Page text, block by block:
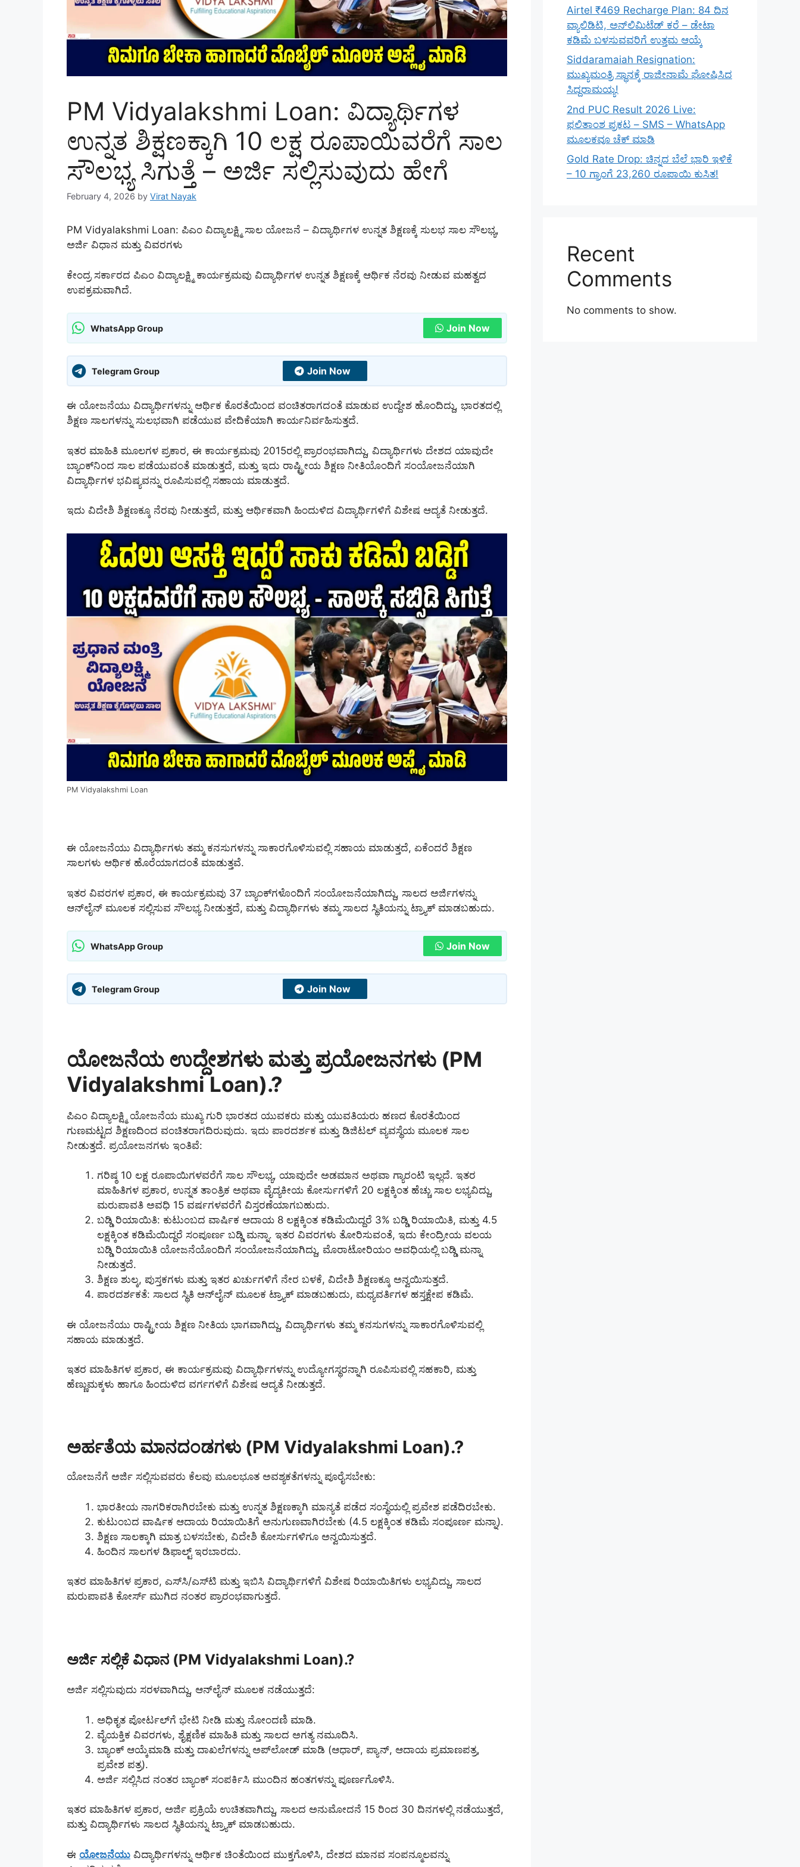
PM Vidyalakshmi Loan: ವಿದ್ಯಾರ್ಥಿಗಳ
ಉನ್ನತ ಶಿಕ್ಷಣಕ್ಕಾಗಿ 10 ಲಕ್ಷ ರೂಪಾಯಿವರೆಗೆ ಸಾಲ
ಸೌಲಭ್ಯ ಸಿಗುತ್ತೆ – ಅರ್ಜಿ ಸಲ್ಲಿಸುವುದು ಹೇಗೆ
February 4, 2026 by Virat Nayak
PM Vidyalakshmi Loan: ಪಿಎಂ ವಿದ್ಯಾಲಕ್ಷ್ಮಿ ಸಾಲ ಯೋಜನೆ – ವಿದ್ಯಾರ್ಥಿಗಳ ಉನ್ನತ ಶಿಕ್ಷಣಕ್ಕೆ ಸುಲಭ ಸಾಲ ಸೌಲಭ್ಯ,
ಅರ್ಜಿ ವಿಧಾನ ಮತ್ತು ವಿವರಗಳು
ಕೇಂದ್ರ ಸರ್ಕಾರದ ಪಿಎಂ ವಿದ್ಯಾಲಕ್ಷ್ಮಿ ಕಾರ್ಯಕ್ರಮವು ವಿದ್ಯಾರ್ಥಿಗಳ ಉನ್ನತ ಶಿಕ್ಷಣಕ್ಕೆ ಆರ್ಥಿಕ ನೆರವು ನೀಡುವ ಮಹತ್ವದ
ಉಪಕ್ರಮವಾಗಿದೆ.
WhatsApp Group Join Now
Telegram Group Join Now
ಈ ಯೋಜನೆಯು ವಿದ್ಯಾರ್ಥಿಗಳನ್ನು ಆರ್ಥಿಕ ಕೊರತೆಯಿಂದ ವಂಚಿತರಾಗದಂತೆ ಮಾಡುವ ಉದ್ದೇಶ ಹೊಂದಿದ್ದು, ಭಾರತದಲ್ಲಿ
ಶಿಕ್ಷಣ ಸಾಲಗಳನ್ನು ಸುಲಭವಾಗಿ ಪಡೆಯುವ ವೇದಿಕೆಯಾಗಿ ಕಾರ್ಯನಿರ್ವಹಿಸುತ್ತದೆ.
ಇತರ ಮಾಹಿತಿ ಮೂಲಗಳ ಪ್ರಕಾರ, ಈ ಕಾರ್ಯಕ್ರಮವು 2015ರಲ್ಲಿ ಪ್ರಾರಂಭವಾಗಿದ್ದು, ವಿದ್ಯಾರ್ಥಿಗಳು ದೇಶದ ಯಾವುದೇ
ಬ್ಯಾಂಕ್‌ನಿಂದ ಸಾಲ ಪಡೆಯುವಂತೆ ಮಾಡುತ್ತದೆ, ಮತ್ತು ಇದು ರಾಷ್ಟ್ರೀಯ ಶಿಕ್ಷಣ ನೀತಿಯೊಂದಿಗೆ ಸಂಯೋಜನೆಯಾಗಿ
ವಿದ್ಯಾರ್ಥಿಗಳ ಭವಿಷ್ಯವನ್ನು ರೂಪಿಸುವಲ್ಲಿ ಸಹಾಯ ಮಾಡುತ್ತದೆ.
ಇದು ವಿದೇಶಿ ಶಿಕ್ಷಣಕ್ಕೂ ನೆರವು ನೀಡುತ್ತದೆ, ಮತ್ತು ಆರ್ಥಿಕವಾಗಿ ಹಿಂದುಳಿದ ವಿದ್ಯಾರ್ಥಿಗಳಿಗೆ ವಿಶೇಷ ಆದ್ಯತೆ ನೀಡುತ್ತದೆ.
PM Vidyalakshmi Loan
ಈ ಯೋಜನೆಯು ವಿದ್ಯಾರ್ಥಿಗಳು ತಮ್ಮ ಕನಸುಗಳನ್ನು ಸಾಕಾರಗೊಳಿಸುವಲ್ಲಿ ಸಹಾಯ ಮಾಡುತ್ತದೆ, ಏಕೆಂದರೆ ಶಿಕ್ಷಣ
ಸಾಲಗಳು ಆರ್ಥಿಕ ಹೊರೆಯಾಗದಂತೆ ಮಾಡುತ್ತವೆ.
ಇತರ ವಿವರಗಳ ಪ್ರಕಾರ, ಈ ಕಾರ್ಯಕ್ರಮವು 37 ಬ್ಯಾಂಕ್‌ಗಳೊಂದಿಗೆ ಸಂಯೋಜನೆಯಾಗಿದ್ದು, ಸಾಲದ ಅರ್ಜಿಗಳನ್ನು
ಆನ್‌ಲೈನ್ ಮೂಲಕ ಸಲ್ಲಿಸುವ ಸೌಲಭ್ಯ ನೀಡುತ್ತದೆ, ಮತ್ತು ವಿದ್ಯಾರ್ಥಿಗಳು ತಮ್ಮ ಸಾಲದ ಸ್ಥಿತಿಯನ್ನು ಟ್ರ್ಯಾಕ್ ಮಾಡಬಹುದು.
WhatsApp Group Join Now
Telegram Group Join Now
ಯೋಜನೆಯ ಉದ್ದೇಶಗಳು ಮತ್ತು ಪ್ರಯೋಜನಗಳು (PM
Vidyalakshmi Loan).?
ಪಿಎಂ ವಿದ್ಯಾಲಕ್ಷ್ಮಿ ಯೋಜನೆಯ ಮುಖ್ಯ ಗುರಿ ಭಾರತದ ಯುವಕರು ಮತ್ತು ಯುವತಿಯರು ಹಣದ ಕೊರತೆಯಿಂದ
ಗುಣಮಟ್ಟದ ಶಿಕ್ಷಣದಿಂದ ವಂಚಿತರಾಗದಿರುವುದು. ಇದು ಪಾರದರ್ಶಕ ಮತ್ತು ಡಿಜಿಟಲ್ ವ್ಯವಸ್ಥೆಯ ಮೂಲಕ ಸಾಲ
ನೀಡುತ್ತದೆ. ಪ್ರಯೋಜನಗಳು ಇಂತಿವೆ:
ಗರಿಷ್ಠ 10 ಲಕ್ಷ ರೂಪಾಯಿಗಳವರೆಗೆ ಸಾಲ ಸೌಲಭ್ಯ, ಯಾವುದೇ ಅಡಮಾನ ಅಥವಾ ಗ್ಯಾರಂಟಿ ಇಲ್ಲದೆ. ಇತರ
ಮಾಹಿತಿಗಳ ಪ್ರಕಾರ, ಉನ್ನತ ತಾಂತ್ರಿಕ ಅಥವಾ ವೈದ್ಯಕೀಯ ಕೋರ್ಸುಗಳಿಗೆ 20 ಲಕ್ಷಕ್ಕಿಂತ ಹೆಚ್ಚು ಸಾಲ ಲಭ್ಯವಿದ್ದು,
ಮರುಪಾವತಿ ಅವಧಿ 15 ವರ್ಷಗಳವರೆಗೆ ವಿಸ್ತರಣೆಯಾಗಬಹುದು.
ಬಡ್ಡಿ ರಿಯಾಯಿತಿ: ಕುಟುಂಬದ ವಾರ್ಷಿಕ ಆದಾಯ 8 ಲಕ್ಷಕ್ಕಿಂತ ಕಡಿಮೆಯಿದ್ದರೆ 3% ಬಡ್ಡಿ ರಿಯಾಯಿತಿ, ಮತ್ತು 4.5
ಲಕ್ಷಕ್ಕಿಂತ ಕಡಿಮೆಯಿದ್ದರೆ ಸಂಪೂರ್ಣ ಬಡ್ಡಿ ಮನ್ನಾ. ಇತರ ವಿವರಗಳು ತೋರಿಸುವಂತೆ, ಇದು ಕೇಂದ್ರೀಯ ವಲಯ
ಬಡ್ಡಿ ರಿಯಾಯಿತಿ ಯೋಜನೆಯೊಂದಿಗೆ ಸಂಯೋಜನೆಯಾಗಿದ್ದು, ಮೊರಾಟೋರಿಯಂ ಅವಧಿಯಲ್ಲಿ ಬಡ್ಡಿ ಮನ್ನಾ
ನೀಡುತ್ತದೆ.
ಶಿಕ್ಷಣ ಶುಲ್ಕ, ಪುಸ್ತಕಗಳು ಮತ್ತು ಇತರ ಖರ್ಚುಗಳಿಗೆ ನೇರ ಬಳಕೆ, ವಿದೇಶಿ ಶಿಕ್ಷಣಕ್ಕೂ ಅನ್ವಯಿಸುತ್ತದೆ.
ಪಾರದರ್ಶಕತೆ: ಸಾಲದ ಸ್ಥಿತಿ ಆನ್‌ಲೈನ್ ಮೂಲಕ ಟ್ರ್ಯಾಕ್ ಮಾಡಬಹುದು, ಮಧ್ಯವರ್ತಿಗಳ ಹಸ್ತಕ್ಷೇಪ ಕಡಿಮೆ.
ಈ ಯೋಜನೆಯು ರಾಷ್ಟ್ರೀಯ ಶಿಕ್ಷಣ ನೀತಿಯ ಭಾಗವಾಗಿದ್ದು, ವಿದ್ಯಾರ್ಥಿಗಳು ತಮ್ಮ ಕನಸುಗಳನ್ನು ಸಾಕಾರಗೊಳಿಸುವಲ್ಲಿ
ಸಹಾಯ ಮಾಡುತ್ತದೆ.
ಇತರ ಮಾಹಿತಿಗಳ ಪ್ರಕಾರ, ಈ ಕಾರ್ಯಕ್ರಮವು ವಿದ್ಯಾರ್ಥಿಗಳನ್ನು ಉದ್ಯೋಗಸ್ಥರನ್ನಾಗಿ ರೂಪಿಸುವಲ್ಲಿ ಸಹಕಾರಿ, ಮತ್ತು
ಹೆಣ್ಣುಮಕ್ಕಳು ಹಾಗೂ ಹಿಂದುಳಿದ ವರ್ಗಗಳಿಗೆ ವಿಶೇಷ ಆದ್ಯತೆ ನೀಡುತ್ತದೆ.
ಅರ್ಹತೆಯ ಮಾನದಂಡಗಳು (PM Vidyalakshmi Loan).?
ಯೋಜನೆಗೆ ಅರ್ಜಿ ಸಲ್ಲಿಸುವವರು ಕೆಲವು ಮೂಲಭೂತ ಅವಶ್ಯಕತೆಗಳನ್ನು ಪೂರೈಸಬೇಕು:
ಭಾರತೀಯ ನಾಗರಿಕರಾಗಿರಬೇಕು ಮತ್ತು ಉನ್ನತ ಶಿಕ್ಷಣಕ್ಕಾಗಿ ಮಾನ್ಯತೆ ಪಡೆದ ಸಂಸ್ಥೆಯಲ್ಲಿ ಪ್ರವೇಶ ಪಡೆದಿರಬೇಕು.
ಕುಟುಂಬದ ವಾರ್ಷಿಕ ಆದಾಯ ರಿಯಾಯಿತಿಗೆ ಅನುಗುಣವಾಗಿರಬೇಕು (4.5 ಲಕ್ಷಕ್ಕಿಂತ ಕಡಿಮೆ ಸಂಪೂರ್ಣ ಮನ್ನಾ).
ಶಿಕ್ಷಣ ಸಾಲಕ್ಕಾಗಿ ಮಾತ್ರ ಬಳಸಬೇಕು, ವಿದೇಶಿ ಕೋರ್ಸುಗಳಿಗೂ ಅನ್ವಯಿಸುತ್ತದೆ.
ಹಿಂದಿನ ಸಾಲಗಳ ಡಿಫಾಲ್ಟ್ ಇರಬಾರದು.
ಇತರ ಮಾಹಿತಿಗಳ ಪ್ರಕಾರ, ಎಸ್‌ಸಿ/ಎಸ್‌ಟಿ ಮತ್ತು ಇಬಿಸಿ ವಿದ್ಯಾರ್ಥಿಗಳಿಗೆ ವಿಶೇಷ ರಿಯಾಯಿತಿಗಳು ಲಭ್ಯವಿದ್ದು, ಸಾಲದ
ಮರುಪಾವತಿ ಕೋರ್ಸ್ ಮುಗಿದ ನಂತರ ಪ್ರಾರಂಭವಾಗುತ್ತದೆ.
ಅರ್ಜಿ ಸಲ್ಲಿಕೆ ವಿಧಾನ (PM Vidyalakshmi Loan).?
ಅರ್ಜಿ ಸಲ್ಲಿಸುವುದು ಸರಳವಾಗಿದ್ದು, ಆನ್‌ಲೈನ್ ಮೂಲಕ ನಡೆಯುತ್ತದೆ:
ಅಧಿಕೃತ ಪೋರ್ಟಲ್‌ಗೆ ಭೇಟಿ ನೀಡಿ ಮತ್ತು ನೋಂದಣಿ ಮಾಡಿ.
ವೈಯಕ್ತಿಕ ವಿವರಗಳು, ಶೈಕ್ಷಣಿಕ ಮಾಹಿತಿ ಮತ್ತು ಸಾಲದ ಅಗತ್ಯ ನಮೂದಿಸಿ.
ಬ್ಯಾಂಕ್ ಆಯ್ಕೆಮಾಡಿ ಮತ್ತು ದಾಖಲೆಗಳನ್ನು ಅಪ್‌ಲೋಡ್ ಮಾಡಿ (ಆಧಾರ್, ಪ್ಯಾನ್, ಆದಾಯ ಪ್ರಮಾಣಪತ್ರ,
ಪ್ರವೇಶ ಪತ್ರ).
ಅರ್ಜಿ ಸಲ್ಲಿಸಿದ ನಂತರ ಬ್ಯಾಂಕ್ ಸಂಪರ್ಕಿಸಿ ಮುಂದಿನ ಹಂತಗಳನ್ನು ಪೂರ್ಣಗೊಳಿಸಿ.
ಇತರ ಮಾಹಿತಿಗಳ ಪ್ರಕಾರ, ಅರ್ಜಿ ಪ್ರಕ್ರಿಯೆ ಉಚಿತವಾಗಿದ್ದು, ಸಾಲದ ಅನುಮೋದನೆ 15 ರಿಂದ 30 ದಿನಗಳಲ್ಲಿ ನಡೆಯುತ್ತದೆ,
ಮತ್ತು ವಿದ್ಯಾರ್ಥಿಗಳು ಸಾಲದ ಸ್ಥಿತಿಯನ್ನು ಟ್ರ್ಯಾಕ್ ಮಾಡಬಹುದು.
ಈ ಯೋಜನೆಯು ವಿದ್ಯಾರ್ಥಿಗಳನ್ನು ಆರ್ಥಿಕ ಚಿಂತೆಯಿಂದ ಮುಕ್ತಗೊಳಿಸಿ, ದೇಶದ ಮಾನವ ಸಂಪನ್ಮೂಲವನ್ನು
Airtel ₹469 Recharge Plan: 84 ದಿನ
ವ್ಯಾಲಿಡಿಟಿ, ಅನ್‌ಲಿಮಿಟೆಡ್ ಕರೆ – ಡೇಟಾ
ಕಡಿಮೆ ಬಳಸುವವರಿಗೆ ಉತ್ತಮ ಆಯ್ಕೆ
Siddaramaiah Resignation:
ಮುಖ್ಯಮಂತ್ರಿ ಸ್ಥಾನಕ್ಕೆ ರಾಜೀನಾಮೆ ಘೋಷಿಸಿದ
ಸಿದ್ದರಾಮಯ್ಯ!
2nd PUC Result 2026 Live:
ಫಲಿತಾಂಶ ಪ್ರಕಟ – SMS – WhatsApp
ಮೂಲಕವೂ ಚೆಕ್ ಮಾಡಿ
Gold Rate Drop: ಚಿನ್ನದ ಬೆಲೆ ಭಾರಿ ಇಳಿಕೆ
– 10 ಗ್ರಾಂಗೆ 23,260 ರೂಪಾಯಿ ಕುಸಿತ!
Recent
Comments
No comments to show.